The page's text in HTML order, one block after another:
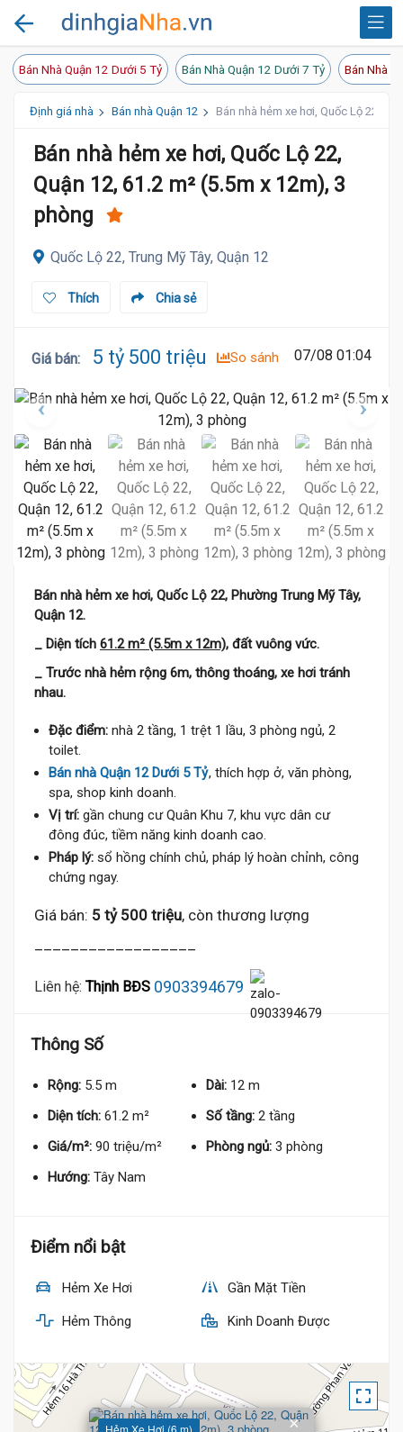
Bán Nhà Quận 12 Dưới 5 Tỷ Bán Nhà Quận 12 Dưới 7 Tỷ Bán Nhà
Định giá nhà Bán nhà Quận 12 Bán nhà hẻm xe hơi, Quốc Lộ 22,
Bán nhà hẻm xe hơi, Quốc Lộ 22,
Quận 12, 61.2 m² (5.5m x 12m), 3
phòng
Quốc Lộ 22, Trung Mỹ Tây, Quận 12
Chia sẻ
Thích
Giá bán: 5 tỷ 500 triệu So sánh 07/08 01:04
Bán nhà hẻm xe hơi, Quốc Lộ 22, Phường Trung Mỹ Tây,
Quận 12.
_ Diện tích 61.2 m² (5.5m x 12m), đất vuông vức.
_ Trước nhà hẻm rộng 6m, thông thoáng, xe hơi tránh
nhau.
Đặc điểm: nhà 2 tầng, 1 trệt 1 lầu, 3 phòng ngủ, 2
toilet.
Bán nhà Quận 12 Dưới 5 Tỷ, thích hợp ở, văn phòng,
spa, shop kinh doanh.
Vị trí: gần chung cư Quân Khu 7, khu vực dân cư
đông đúc, tiềm năng kinh doanh cao.
Pháp lý: sổ hồng chính chủ, pháp lý hoàn chỉnh, công
chứng ngay.
Giá bán: 5 tỷ 500 triệu, còn thương lượng
Liên hệ: Thịnh BĐS 0903394679
Thông Số
Rộng: 5.5 m Dài: 12 m
Diện tích: 61.2 m² Số tầng: 2 tầng
Giá/m²: 90 triệu/m² Phòng ngủ: 3 phòng
Hướng: Tây Nam
Điểm nổi bật
Hẻm Xe Hơi Gần Mặt Tiền
Hẻm Thông Kinh Doanh Được
Hẻm Xe Hơi (6 m) ×